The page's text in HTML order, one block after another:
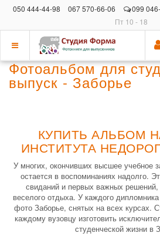
050 444-44-98 067 570-66-06 099
Пт 10 - 18
Показать
меню
Фотоальбом для
выпуск - Заборье
КУПИТЬ АЛЬБОМ
ИНСТИТУТА
У многих, окончивших высшее учебное
остается в воспоминаниях надолго.
свиданий и первых важных
веселого отдыха. У каждого
фото Заборье, снятых на всех курсах.
каждому вузовцу изготовить
студенческой жизни в